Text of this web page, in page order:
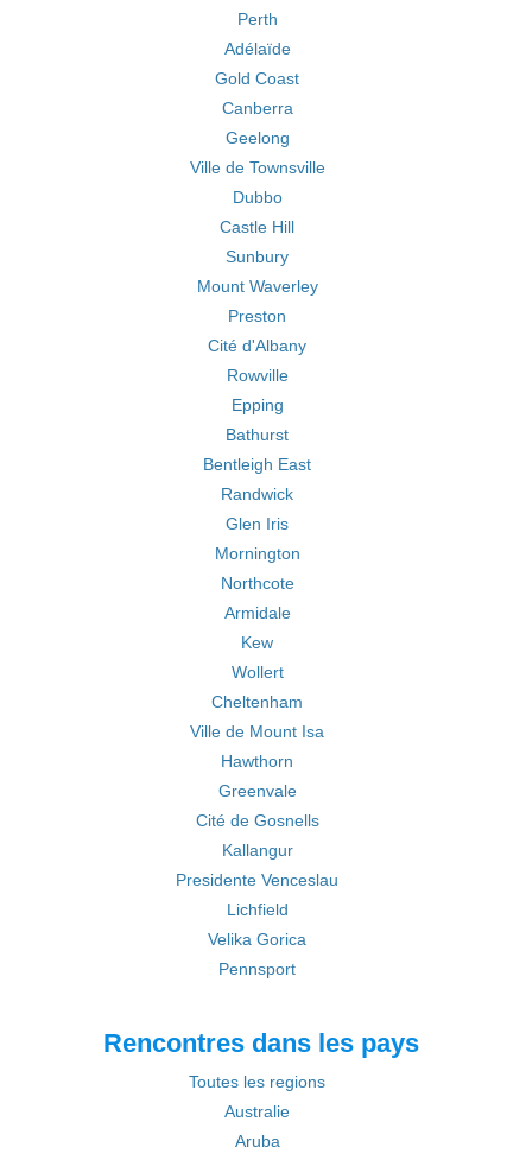
Perth
Adélaïde
Gold Coast
Canberra
Geelong
Ville de Townsville
Dubbo
Castle Hill
Sunbury
Mount Waverley
Preston
Cité d'Albany
Rowville
Epping
Bathurst
Bentleigh East
Randwick
Glen Iris
Mornington
Northcote
Armidale
Kew
Wollert
Cheltenham
Ville de Mount Isa
Hawthorn
Greenvale
Cité de Gosnells
Kallangur
Presidente Venceslau
Lichfield
Velika Gorica
Pennsport
Rencontres dans les pays
Toutes les regions
Australie
Aruba